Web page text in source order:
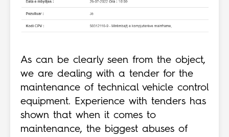
As can be clearly seen from the object,
we are dealing with a tender for the
maintenance of technical vehicle control
equipment. Experience with tenders has
shown that when it comes to
maintenance, the biggest abuses of